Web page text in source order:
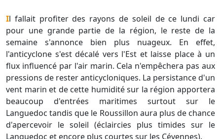
Il fallait profiter des rayons de soleil de ce lundi car
pour une grande partie de la région, le reste de la
semaine s'annonce bien plus nuageux. En effet,
l'anticyclone s'est décalé vers l'Est et laisse place à un
flux influencé par l'air marin. Cela n'empêchera pas aux
pressions de rester anticycloniques. La persistance d'un
vent marin et de cette humidité sur la région apportera
beaucoup d'entrées maritimes surtout sur le
Languedoc tandis que le Roussillon aura plus de chance
d'apercevoir le soleil (éclaircies plus timides sur le
Languedoc et encore plus courtes sur les Cévennes).